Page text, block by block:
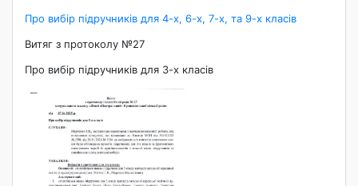
Про вибір підручників для 4-х, 6-х, 7-х, та 9-х класів
Витяг з протоколу №27
Про вибір підручників для 3-х класів